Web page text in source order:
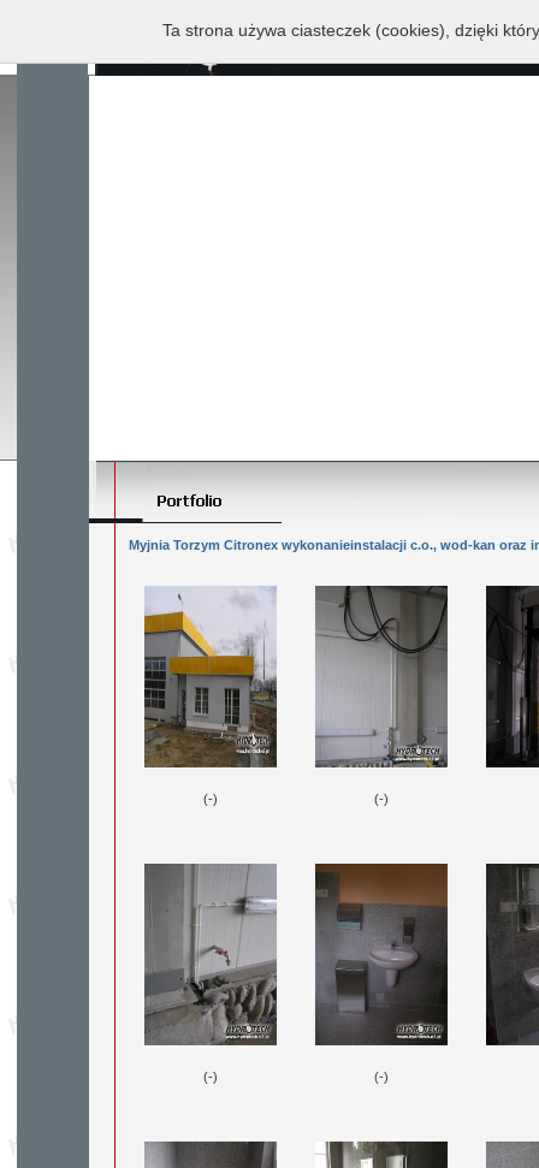
Myjnia Torzym Citronex wykonanieinstalacji c.o., wod-kan oraz
(-) (-)
(-) (-)
Ta strona używa ciasteczek (cookies), dzięki